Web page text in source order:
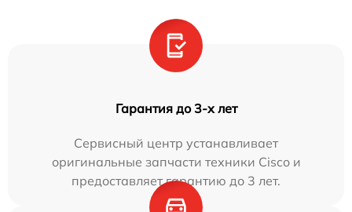
Гарантия до 3-х лет
Сервисный центр устанавливает
оригинальные запчасти техники Cisco и
предоставляет гарантию до 3 лет.